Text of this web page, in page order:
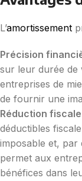
L’amortissement
Précision
sur leur durée de
entreprises de
de fournir une
Réduction fiscale
déductibles
imposable et, par
permet aux
bénéfices dans